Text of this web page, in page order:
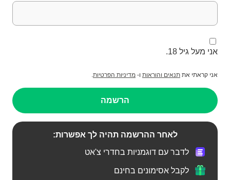
אני מעל גיל 18.
אני קראתי את תנאים והוראות ו- מדיניות הפרטיות.
הרשמה
לאחר ההרשמה תהיה לך אפשרות:
לדבר עם דוגמניות בחדרי צ'אט
לקבל אסימונים בחינם